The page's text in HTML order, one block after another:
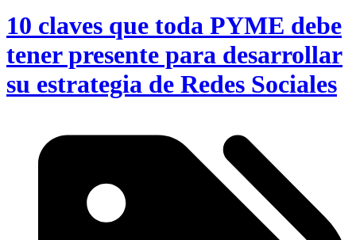
10 claves que toda PYME debe
tener presente para desarrollar
su estrategia de Redes Sociales